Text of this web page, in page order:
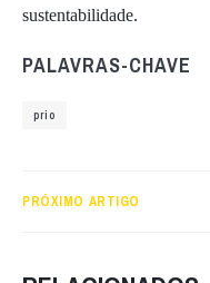
sustentabilidade.
PALAVRAS-CHAVE
prio
PRÓXIMO ARTIGO